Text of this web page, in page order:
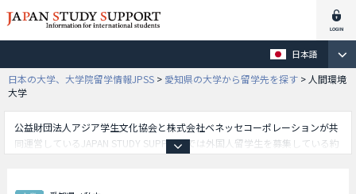
日本語
日本の大学、大学院留学情報JPSS > 愛知県の大学から留学先を探す > 人間環境
大学
公益財団法人アジア学生文化協会と株式会社ベネッセコーポレーションが共
同運営しているJAPAN STUDY SUPPORTでは外国人留学生を募集している約
や、募集定員や合格者数など入試情報、施設案内、アクセスなど外国人留学